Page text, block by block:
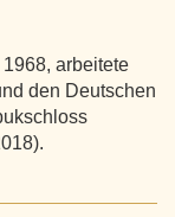
arbeitete
den Deutschen